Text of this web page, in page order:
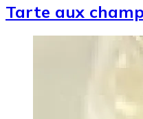
Tarte aux